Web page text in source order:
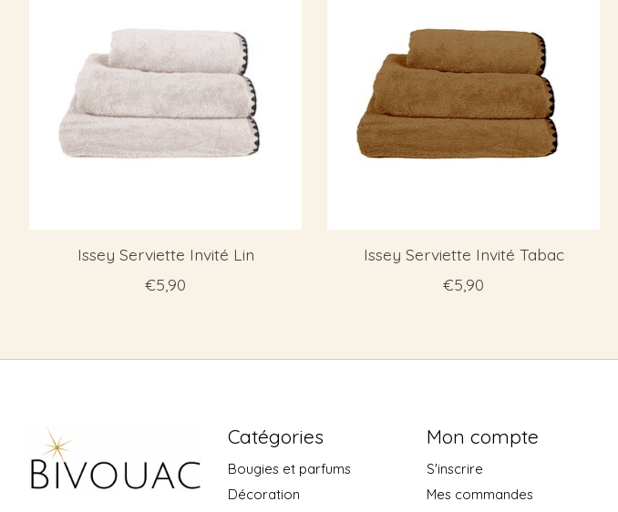
Issey Serviette Invité Lin
€5,90
Issey Serviette Invité Tabac
€5,90
Catégories
Bougies et parfums
Décoration
Mon compte
S'inscrire
Mes commandes